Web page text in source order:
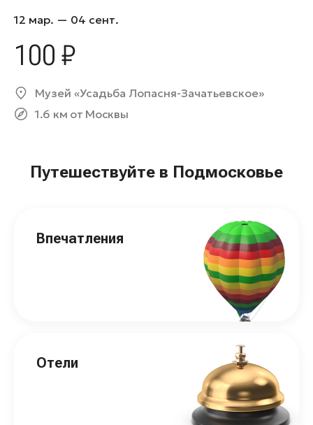
12 мар. — 04 сент.
100 ₽
Музей «Усадьба Лопасня-Зачатьевское»
1.6 км от Москвы
Путешествуйте в Подмосковье
Впечатления
Отели